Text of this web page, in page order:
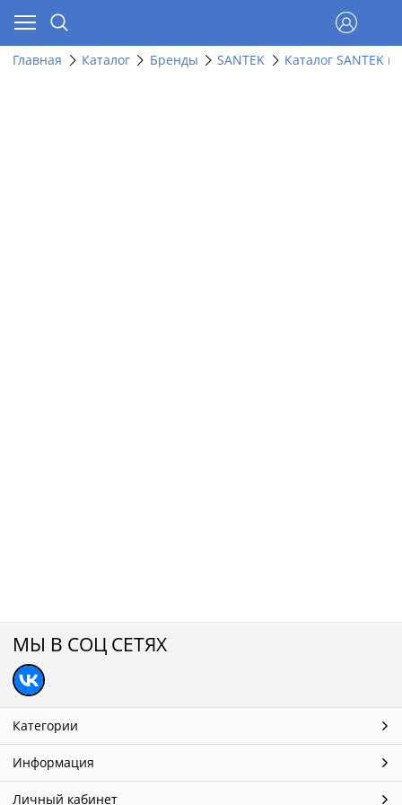
Главная Каталог Бренды SANTEK Каталог SANTEK
МЫ В СОЦ СЕТЯХ
Категории
Информация
Личный кабинет